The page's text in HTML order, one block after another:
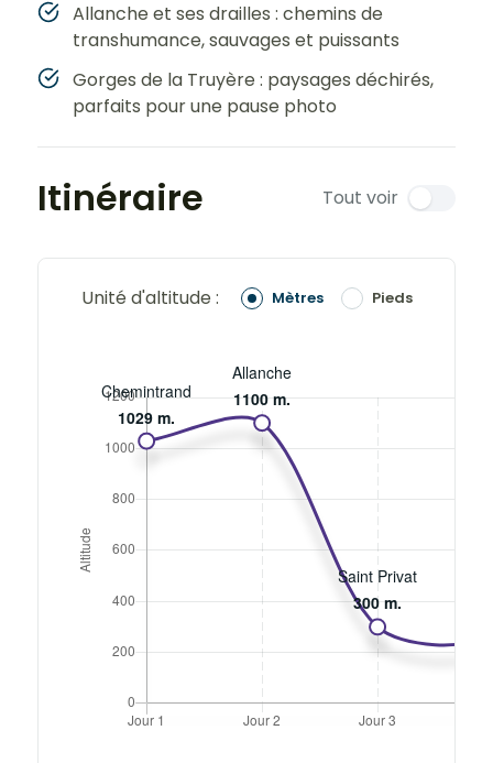
Allanche et ses drailles : chemins de
transhumance, sauvages et puissants
Gorges de la Truyère : paysages déchirés,
parfaits pour une pause photo
Itinéraire Tout voir
Unité d'altitude : Mètres Pieds